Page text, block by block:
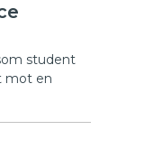
student
mot en